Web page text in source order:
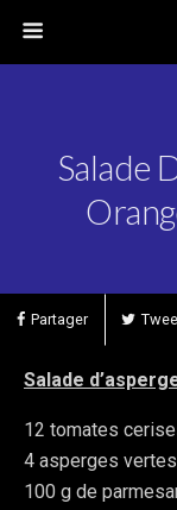
Salade
Partager
Salade
12 tomates
4 asperges vertes
100 g de